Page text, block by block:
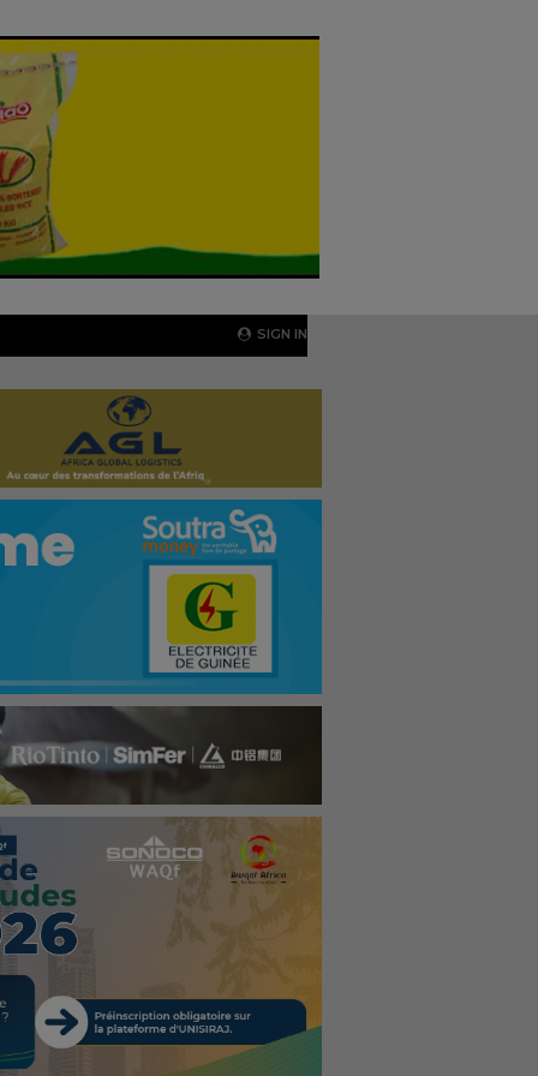
SIGN IN